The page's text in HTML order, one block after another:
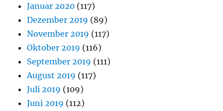
Januar 2020 (117)
Dezember 2019 (89)
November 2019 (117)
Oktober 2019 (116)
September 2019 (111)
August 2019 (117)
Juli 2019 (109)
Juni 2019 (112)